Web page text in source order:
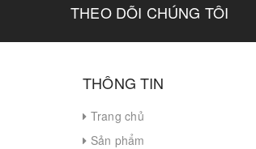
THEO DÕI CHÚNG TÔI
THÔNG TIN
Trang chủ
Sản phẩm